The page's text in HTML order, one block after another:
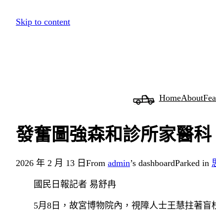
跳
Skip to content
HomeAbout
發奮圖強森和診所家醫
2026 年 2 月 13 日 From admin’s dashboardParked in
國民日報記者 易舒冉
5月8日，故宮博物院內，視障人士王慧拄著